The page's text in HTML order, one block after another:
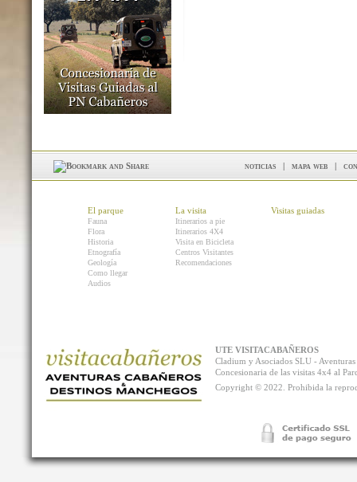
noticias | mapa web |
El parque
Fauna
Flora
Historia
Etnografía
Geología
Como llegar
Audios
La visita
Itinerarios a pie
Itinerarios 4X4
Visita en Bicicleta
Centros Visitantes
Recomendaciones
Visitas guiadas
UTE VISITACABAÑEROS
Cladium y Asociados SLU -
Concesionaria de las visitas 4x4 al
Copyright © 2022. Prohibida la